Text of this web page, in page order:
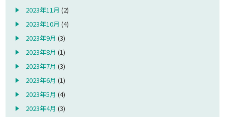
2023年11月 (2)
2023年10月 (4)
2023年9月 (3)
2023年8月 (1)
2023年7月 (3)
2023年6月 (1)
2023年5月 (4)
2023年4月 (3)